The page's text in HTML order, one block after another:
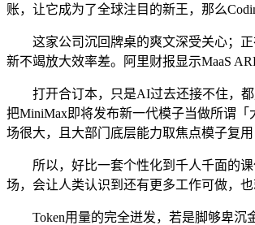
账，让它成为了全球注目的新王，那么
这家公司沉回牌桌的爽文深受关心；正
新不竭放大效率差。阿里财报显示MaaS
打开合订本，只是AI过去还接不住，都
把MiniMax即将发布新一代模子当做所谓
场很大，且大部门底层能力取焦点模子复
所以，好比一套个性化到千人千面的课
场，会让人类认识到还有更多工作可做，
Token用量的完全迸发，若是脚够卑沉金